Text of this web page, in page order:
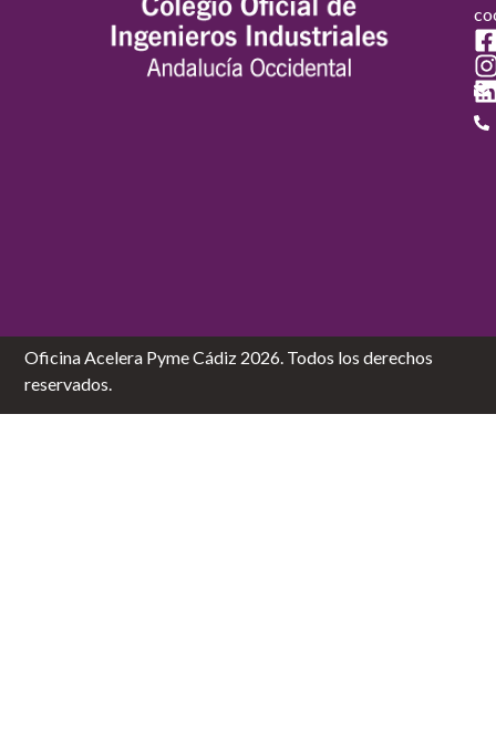
Oficina Acelera Pyme Cádiz 2026. Todos los derechos
reservados.